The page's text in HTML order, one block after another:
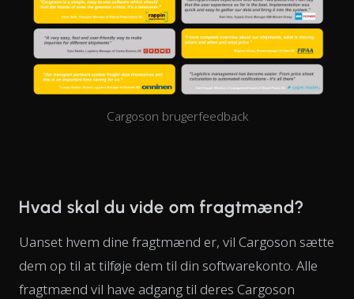
Cargoson brugerfeedback
Hvad skal du vide om fragtmænd?
Uanset hvem dine fragtmænd er, vil Cargoson sætte
dem op til at tilføje dem til din softwarekonto. Alle
fragtmænd vil have adgang til deres Cargoson